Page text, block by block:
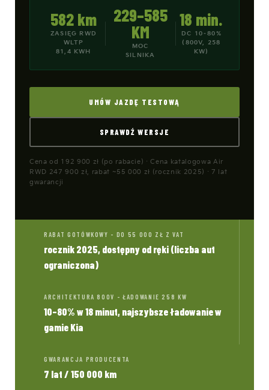
582 km
ZASIĘG RWD
WLTP
81,4 KWH
229–585
KM
MOC
SILNIKA
18 min.
DC 10–80%
(800V, 258
KW)
UMÓW JAZDĘ TESTOWĄ
SPRAWDŹ WERSJE
Cena od 192 900 zł (po rabacie) · Cena katalogowa Air
RWD 247 900 zł, rabat ~55 000 zł (rocznik 2025) · 7 lat
gwarancji
RABAT GOTÓWKOWY - DO 55 000 ZŁ Z VAT
rocznik 2025, dostępny od ręki (liczba aut
ograniczona)
ARCHITEKTURA 800V - ŁADOWANIE 258 KW
10–80% w 18 minut, najszybsze ładowanie w
gamie Kia
GWARANCJA PRODUCENTA
7 lat / 150 000 km